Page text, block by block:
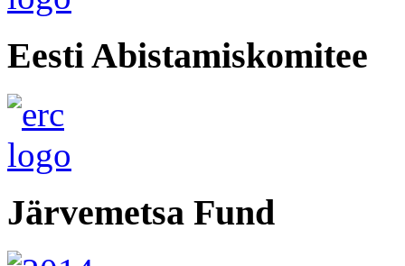
Eesti Abistamiskomitee
Järvemetsa Fund